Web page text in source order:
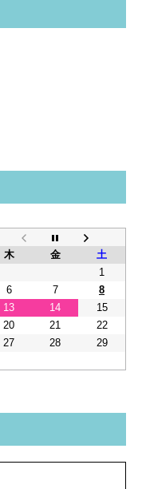
木 金
土
1
6 7
8
13 14
15
20 21
22
27 28
29